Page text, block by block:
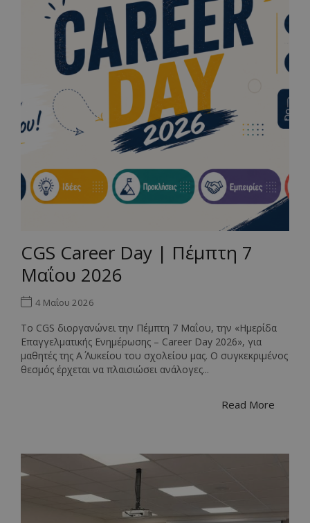
CGS Career Day | Πέμπτη 7
Μαΐου 2026
4 Μαΐου 2026
Το CGS διοργανώνει την Πέμπτη 7 Μαΐου, την «Ημερίδα
Επαγγελματικής Ενημέρωσης – Career Day 2026», για
μαθητές της Α΄ Λυκείου του σχολείου μας. Ο συγκεκριμένος
θεσμός έρχεται να πλαισιώσει ανάλογες...
Read More